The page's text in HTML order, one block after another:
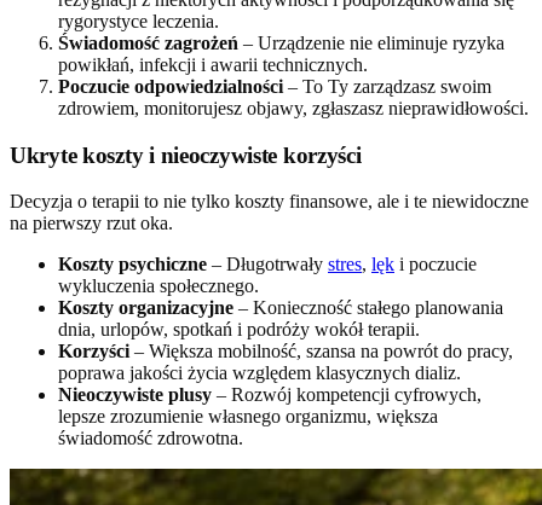
rygorystyce leczenia.
Świadomość zagrożeń – Urządzenie nie eliminuje ryzyka
powikłań, infekcji i awarii technicznych.
Poczucie odpowiedzialności – To Ty zarządzasz swoim
zdrowiem, monitorujesz objawy, zgłaszasz nieprawidłowości.
Ukryte koszty i nieoczywiste korzyści
Decyzja o terapii to nie tylko koszty finansowe, ale i te niewidoczne
na pierwszy rzut oka.
Koszty psychiczne – Długotrwały stres, lęk i poczucie
wykluczenia społecznego.
Koszty organizacyjne – Konieczność stałego planowania
dnia, urlopów, spotkań i podróży wokół terapii.
Korzyści– Większa mobilność, szansa na powrót do pracy,
poprawa jakości życia względem klasycznych dializ.
Nieoczywiste plusy – Rozwój kompetencji cyfrowych,
lepsze zrozumienie własnego organizmu, większa
świadomość zdrowotna.